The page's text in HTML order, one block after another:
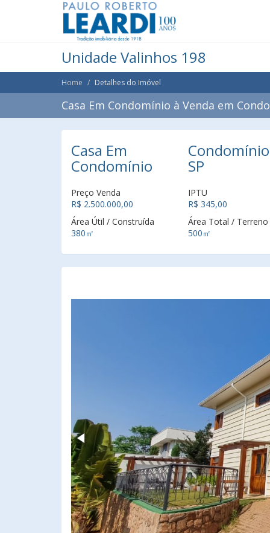
Unidade Valinhos 198
Home Detalhes do Imóvel
Casa Em Condomínio à Venda em
Casa Em
Condomínio SP
Preço Venda
R$ 2.500.000,00
IPTU
R$ 345,00
Área Útil / Construída
380㎡
Área Total / Terreno
500㎡